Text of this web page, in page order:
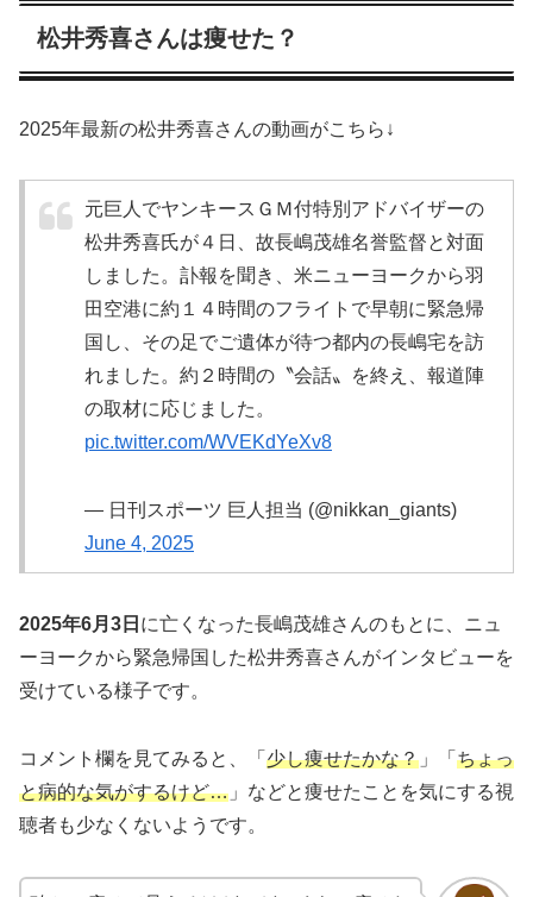
松井秀喜さんは痩せた？
2025年最新の松井秀喜さんの動画がこちら↓
元巨人でヤンキースＧＭ付特別アドバイザーの
松井秀喜氏が４日、故長嶋茂雄名誉監督と対面
しました。訃報を聞き、米ニューヨークから羽
田空港に約１４時間のフライトで早朝に緊急帰
国し、その足でご遺体が待つ都内の長嶋宅を訪
れました。約２時間の〝会話〟を終え、報道陣
の取材に応じました。
pic.twitter.com/WVEKdYeXv8
— 日刊スポーツ 巨人担当 (@nikkan_giants)
June 4, 2025
2025年6月3日 に亡くなった長嶋茂雄さんのもとに、ニュ
ーヨークから緊急帰国した松井秀喜さんがインタビューを
受けている様子です。
コメント欄を見てみると、「 少し痩せたかな？ 」「 ちょっ
と病的な気がするけど… 」などと痩せたことを気にする視
聴者も少なくないようです。